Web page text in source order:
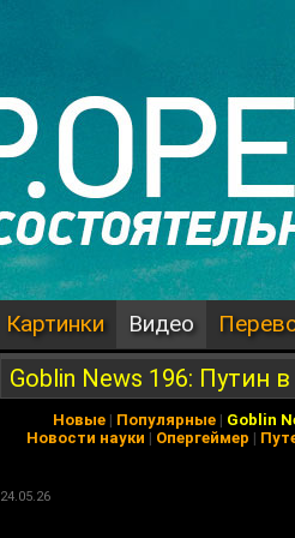
Картинки Видео
Goblin News 196: Путин
Новые | Популярные | Goblin
Новости науки | Опергеймер |
24.05.26